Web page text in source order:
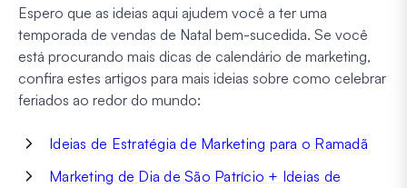
Espero que as ideias aqui ajudem você a ter uma
temporada de vendas de Natal bem-sucedida. Se você
está procurando mais dicas de calendário de marketing,
confira estes artigos para mais ideias sobre como celebrar
feriados ao redor do mundo:
Ideias de Estratégia de Marketing para o Ramadã
Marketing de Dia de São Patrício + Ideias de